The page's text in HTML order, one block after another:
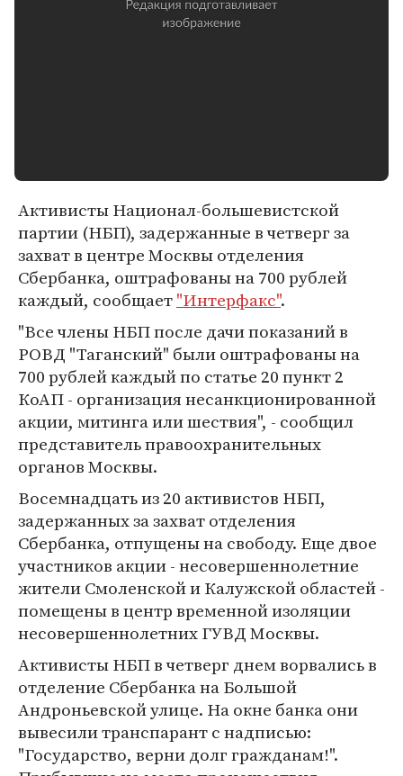
Активисты Национал-большевистской
партии (НБП), задержанные в четверг за
захват в центре Москвы отделения
Сбербанка, оштрафованы на 700 рублей
каждый, сообщает"Интерфакс".
"Все члены НБП после дачи показаний в
РОВД "Таганский" были оштрафованы на
700 рублей каждый по статье 20 пункт 2
КоАП - организация несанкционированной
акции, митинга или шествия", - сообщил
представитель правоохранительных
органов Москвы.
Восемнадцать из 20 активистов НБП,
задержанных за захват отделения
Сбербанка, отпущены на свободу. Еще двое
участников акции - несовершеннолетние
жители Смоленской и Калужской областей -
помещены в центр временной изоляции
несовершеннолетних ГУВД Москвы.
Активисты НБП в четверг днем ворвались в
отделение Сбербанка на Большой
Андроньевской улице. На окне банка они
вывесили транспарант с надписью:
"Государство, верни долг гражданам!".